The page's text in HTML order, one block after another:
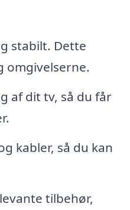
stabilt. Dette
omgivelserne.
af dit tv, så du får
kabler, så du kan
tilbehør,